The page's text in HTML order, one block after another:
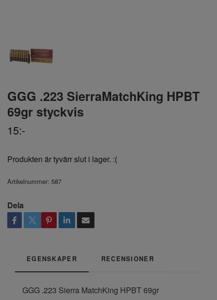
GGG .223 SierraMatchKing HPBT
69gr styckvis
15:-
Produkten är tyvärr slut i lager. :(
Artikelnummer: 587
Dela
EGENSKAPER RECENSIONER
GGG .223 Sierra MatchKing HPBT 69gr